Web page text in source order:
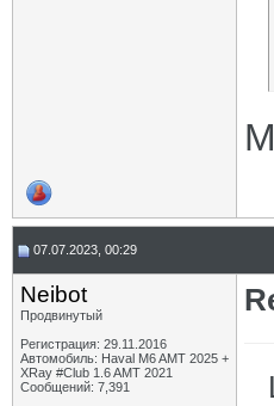
07.07.2023, 00:29
Neibot
Продвинутый
Регистрация: 29.11.2016
Автомобиль: Haval M6 AMT 2025 +
XRay #Club 1.6 AMT 2021
Сообщений: 7,391